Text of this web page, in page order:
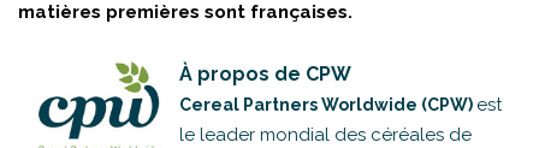
matières premières sont françaises.
À propos de CPW
Cereal Partners Worldwide (CPW) est
le leader mondial des céréales de